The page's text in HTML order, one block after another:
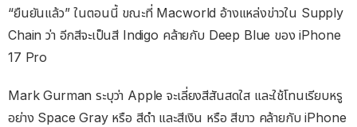
“ยืนยันแล้ว” ในตอนนี้ ขณะที่ Macworld อ้างแหล่งข่าวใน Supply
Chain ว่า อีกสีจะเป็นสี Indigo คล้ายกับ Deep Blue ของ iPhone
17 Pro
Mark Gurman ระบุว่า Apple จะเลี่ยงสีสันสดใส และใช้โทนเรียบหรู
อย่าง Space Gray หรือ สีดำ และสีเงิน หรือ สีขาว คล้ายกับ iPhone